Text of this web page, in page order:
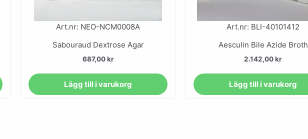
Art.nr: NEO-NCM0008A
Sabouraud Dextrose Agar
687,00kr
Lägg till i varukorg
Art.nr: BLI-40101412
Aesculin Bile Azide Broth
2.142,00kr
Lägg till i varukorg